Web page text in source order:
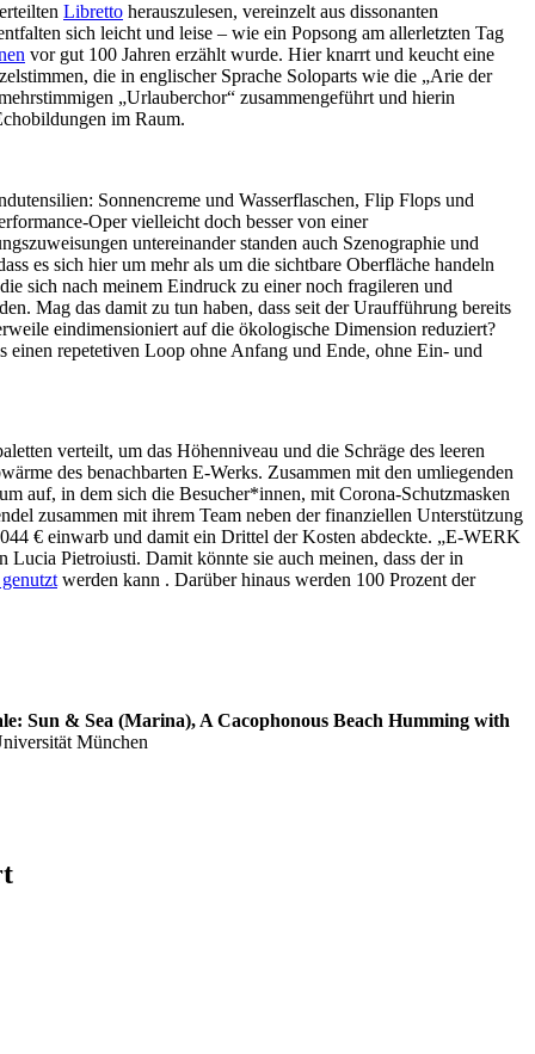
Libretto herauszulesen, vereinzelt aus dissonanten
sich leicht und leise – wie ein Popsong am allerletzten Tag
vor gut 100 Jahren erzählt wurde. Hier knarrt und keucht eine
die in englischer Sprache Soloparts wie die „Arie der
„Urlauberchor“ zusammengeführt und hierin
im Raum.
Sonnencreme und Wasserflaschen, Flip Flops und
Oper vielleicht doch besser von einer
untereinander standen auch Szenographie und
es sich hier um mehr als um die sichtbare Oberfläche handeln
sich nach meinem Eindruck zu einer noch fragileren und
Mag das damit zu tun haben, dass seit der Uraufführung bereits
eindimensioniert auf die ökologische Dimension reduziert?
repetetiven Loop ohne Anfang und Ende, ohne Ein- und
verteilt, um das Höhenniveau und die Schräge des leeren
des benachbarten E-Werks. Zusammen mit den umliegenden
auf, in dem sich die Besucher*innen, mit Corona-Schutzmasken
zusammen mit ihrem Team neben der finanziellen Unterstützung
€ einwarb und damit ein Drittel der Kosten abdeckte. „E-WERK
Pietroiusti. Damit könnte sie auch meinen, dass der in
werden kann . Darüber hinaus werden 100 Prozent der
Sun & Sea (Marina), A Cacophonous Beach Humming with
München